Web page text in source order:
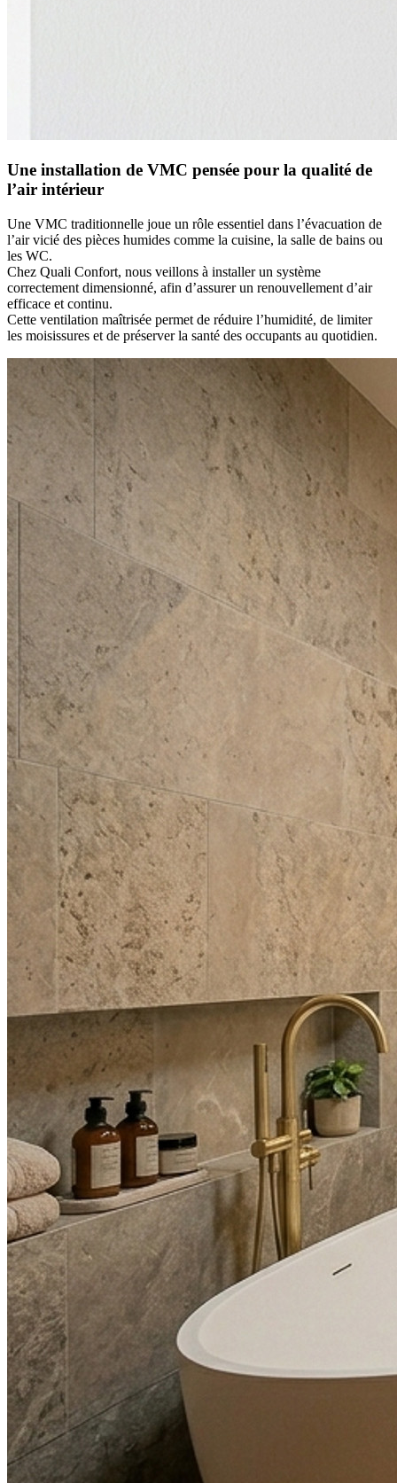
Une installation de VMC pensée pour la qualité de
l’air intérieur
Une VMC traditionnelle joue un rôle essentiel dans l’évacuation de
l’air vicié des pièces humides comme la cuisine, la salle de bains ou
les WC.
Chez Quali Confort, nous veillons à installer un système
correctement dimensionné, afin d’assurer un renouvellement d’air
efficace et continu.
Cette ventilation maîtrisée permet de réduire l’humidité, de limiter
les moisissures et de préserver la santé des occupants au quotidien.